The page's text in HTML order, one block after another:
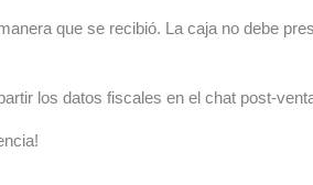
que se recibió. La caja no debe
los datos fiscales en el chat post-